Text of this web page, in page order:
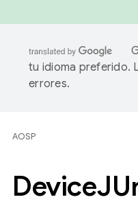
tu idioma preferido.
errores.
AOSP
Device